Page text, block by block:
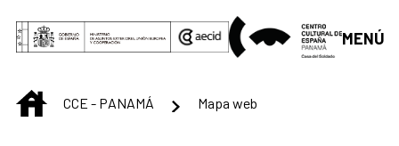
Saltar al contenido principal
MENÚ
INICIOCCE - PANAMÁ Mapa web